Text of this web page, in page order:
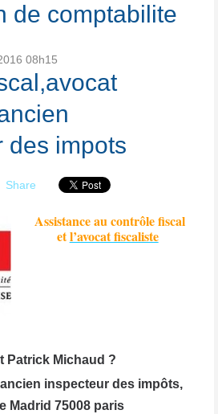
de comptabilite
08h15
des impots
Share
Assistance au contrôle fiscal
etl’avocat fiscaliste
Patrick Michaud ?
inspecteur des impôts,
Madrid 75008 paris